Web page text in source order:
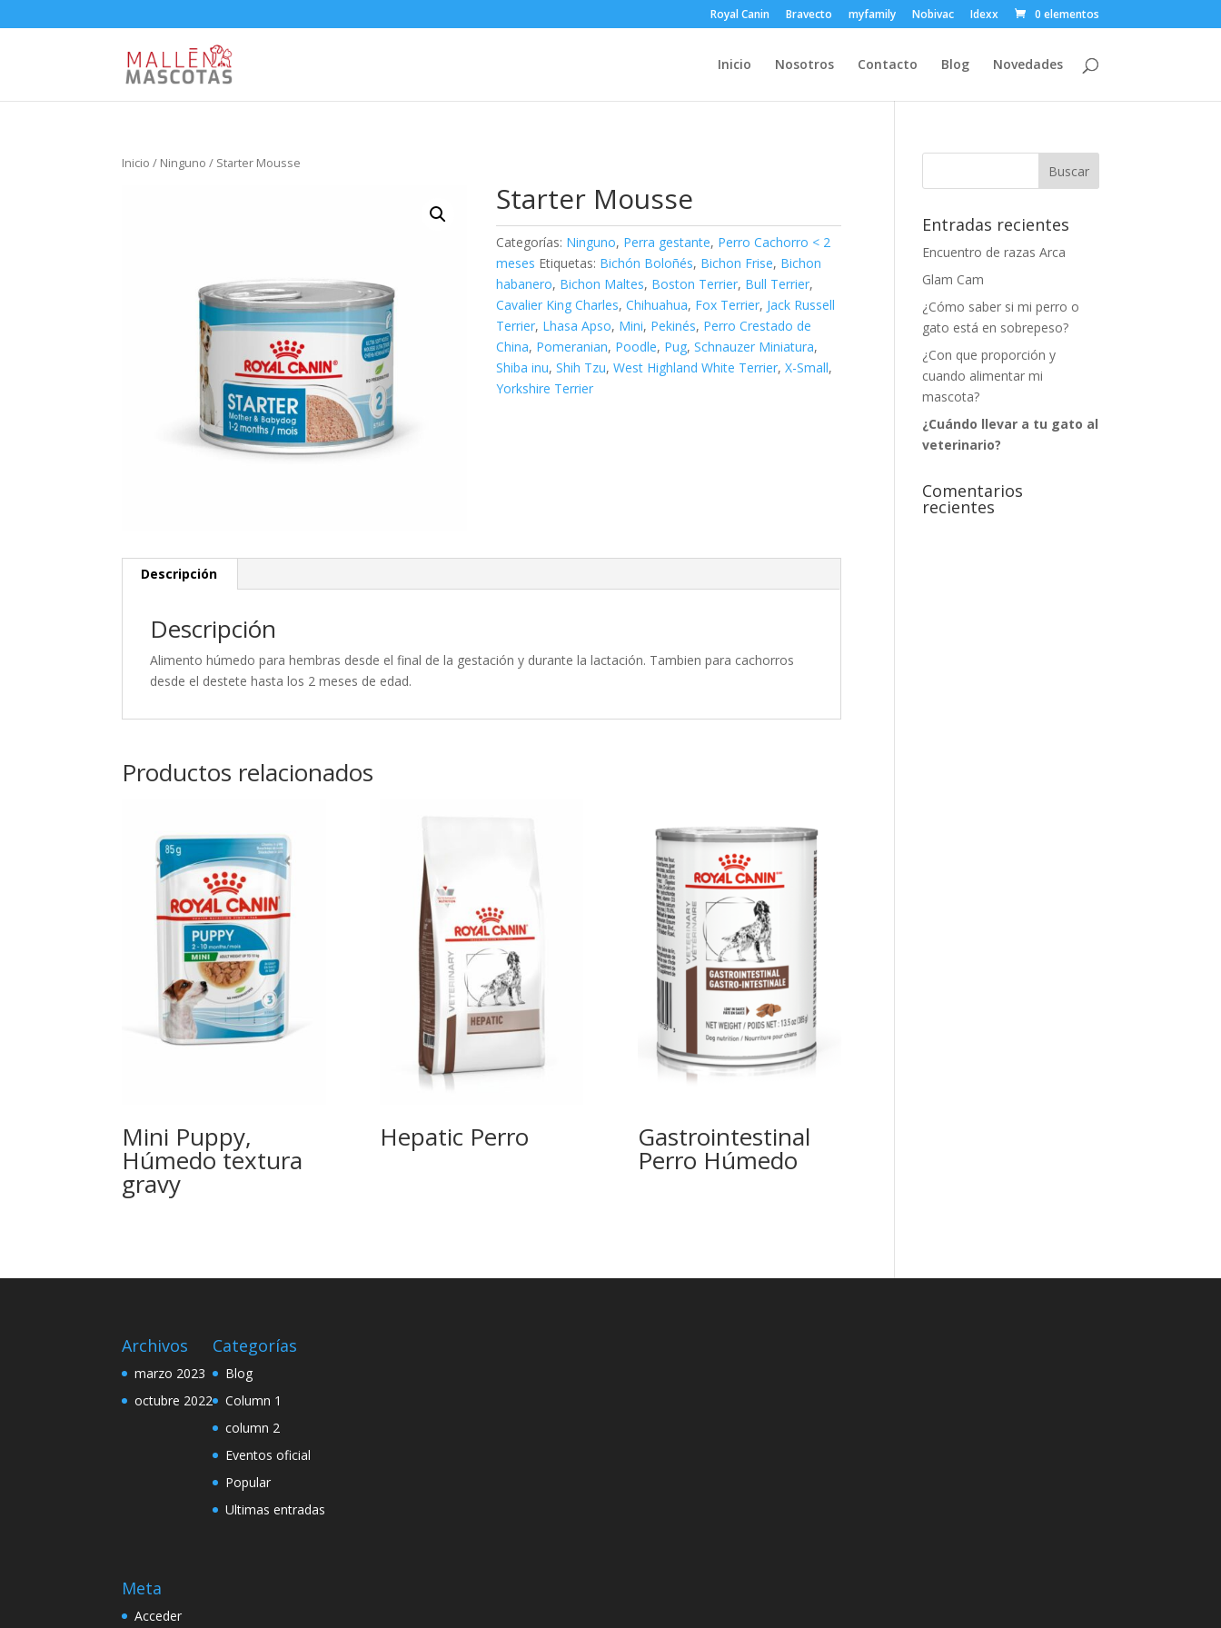
Royal Canin Bravecto myfamily Nobivac Idexx 0 elementos
Inicio Nosotros Contacto Blog Novedades
Inicio / Ninguno / Starter Mousse
Starter Mousse
Categorías: Ninguno, Perra gestante, Perro Cachorro < 2
meses Etiquetas: Bichón Boloñés, Bichon Frise, Bichon
habanero, Bichon Maltes, Boston Terrier, Bull Terrier,
Cavalier King Charles,Chihuahua, Fox Terrier, Jack Russell
Terrier, Lhasa Apso, Mini, Pekinés, Perro Crestado de
China, Pomeranian, Poodle, Pug,Schnauzer Miniatura,
Shiba inu,Shih Tzu,West Highland White Terrier,X-Small,
Yorkshire Terrier
Descripción
Descripción
Alimento húmedo para hembras desde el final de la gestación y durante la lactación. Tambien para cachorros
desde el destete hasta los 2 meses de edad.
Productos relacionados
Mini Puppy,
Húmedo textura
gravy
Hepatic Perro Gastrointestinal
Perro Húmedo
Entradas recientes
Encuentro de razas Arca
Glam Cam
¿Cómo saber si mi perro o
gato está en sobrepeso?
¿Con que proporción y
cuando alimentar mi
mascota?
¿Cuándo llevar a tu gato al
veterinario?
Comentarios
recientes
Archivos
marzo 2023
octubre 2022
Categorías
Blog
Column 1
column 2
Eventos oficial
Popular
Ultimas entradas
Meta
Acceder